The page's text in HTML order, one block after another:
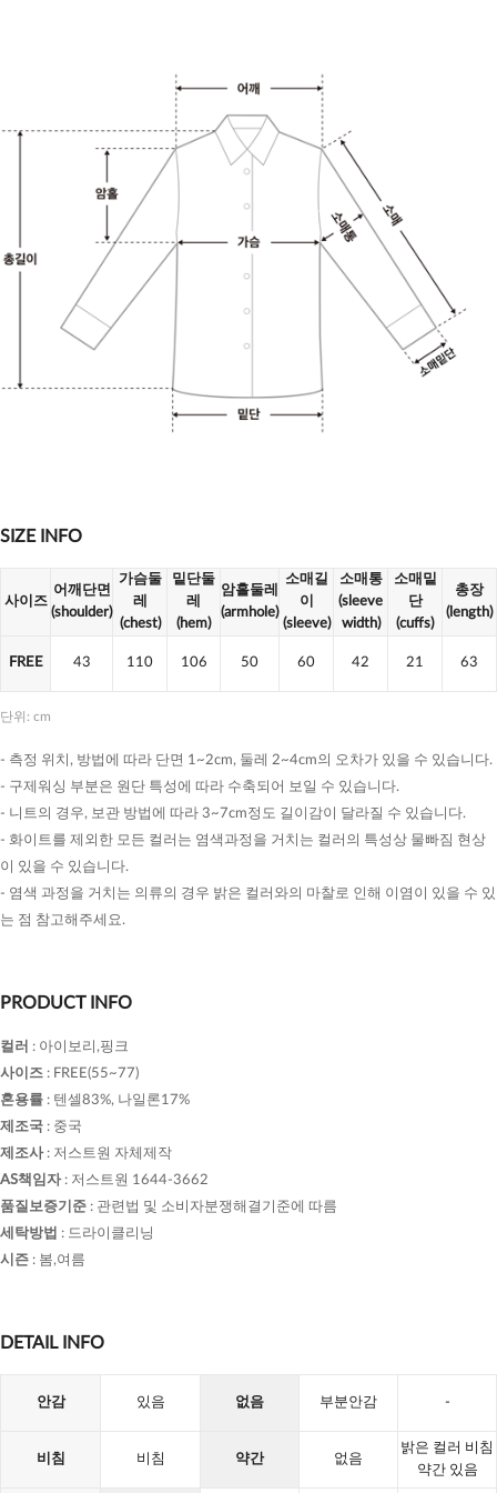
SIZE INFO
사이즈
어깨단면
(shoulder)
가슴둘
레
(chest)
밑단둘
레
(hem)
암홀둘레
(armhole)
소매길
이
(sleeve)
소매통
(sleeve
width)
소매밑
단
(cuffs)
총장
(length)
FREE 43 110 106 50 60 42 21 63
단위: cm
- 측정 위치, 방법에 따라 단면 1~2cm, 둘레 2~4cm의 오차가 있을 수 있습니다.
- 구제워싱 부분은 원단 특성에 따라 수축되어 보일 수 있습니다.
- 니트의 경우, 보관 방법에 따라 3~7cm정도 길이감이 달라질 수 있습니다.
- 화이트를 제외한 모든 컬러는 염색과정을 거치는 컬러의 특성상 물빠짐 현상
이 있을 수 있습니다.
- 염색 과정을 거치는 의류의 경우 밝은 컬러와의 마찰로 인해 이염이 있을 수 있
는 점 참고해주세요.
PRODUCT INFO
컬러 : 아이보리,핑크
사이즈 : FREE(55~77)
혼용률 : 텐셀83%, 나일론17%
제조국 : 중국
제조사: 저스트원 자체제작
AS책임자: 저스트원 1644-3662
품질보증기준 : 관련법 및 소비자분쟁해결기준에 따름
세탁방법 : 드라이클리닝
시즌 : 봄,여름
DETAIL INFO
안감 있음 없음 부분안감 -
비침 비침 약간 없음
밝은 컬러 비침
약간 있음